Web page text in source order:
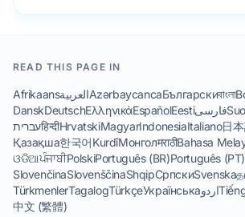
READ THIS PAGE IN
AfrikaansالعربيةAzərbaycancaБългарскиবাংলা
DanskDeutschΕλληνικάEspañolEestiفارسی
עבריתहिन्दीHrvatskiMagyarIndonesiaItaliano日
Қазақша한국어KurdîМонголमराठीBahasa
ଓଡିଆਪੰਜਾਬੀPolskiPortuguês (BR)Português (PT)
SlovenčinaSlovenščinaShqipСрпскиSvenska
TürkmenlerTagalogTürkçeУкраїнськаاردو
中文 (繁體)